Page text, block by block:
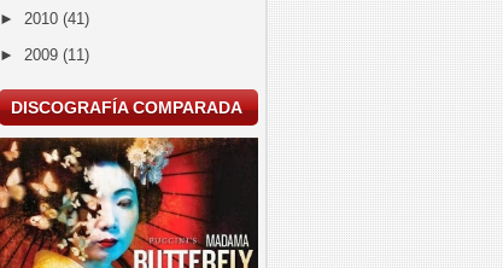
► 2010 (41)
► 2009 (11)
DISCOGRAFÍA COMPARADA